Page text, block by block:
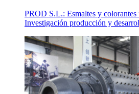
PROD S.L.: Esmaltes y colorantes
Investigación producción y